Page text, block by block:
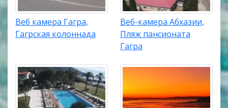
Веб камера Гагра,
Гагрская колоннада
Веб-камера Абхазии,
Пляж пансионата
Гагра